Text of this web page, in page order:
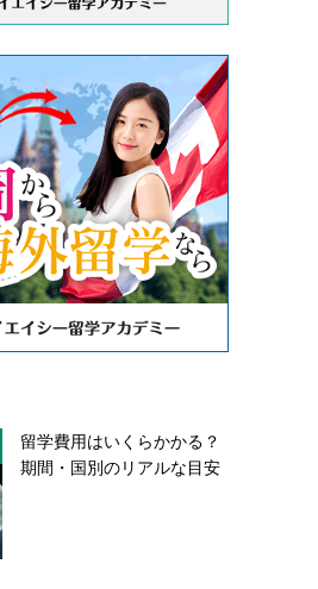
留学費用はいくらかかる？
期間・国別のリアルな目安